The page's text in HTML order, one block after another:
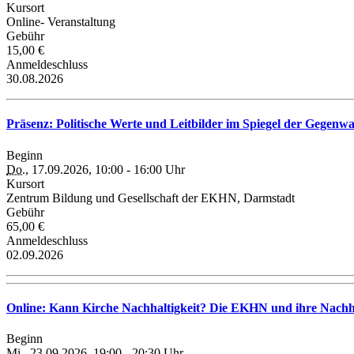
Kursort
Online- Veranstaltung
Gebühr
15,00 €
Anmeldeschluss
30.08.2026
Präsenz: Politische Werte und Leitbilder im Spiegel der
Beginn
Do., 17.09.2026, 10:00 - 16:00 Uhr
Kursort
Zentrum Bildung und Gesellschaft der EKHN, Darmstadt
Gebühr
65,00 €
Anmeldeschluss
02.09.2026
Online: Kann Kirche Nachhaltigkeit? Die EKHN und ihre
Beginn